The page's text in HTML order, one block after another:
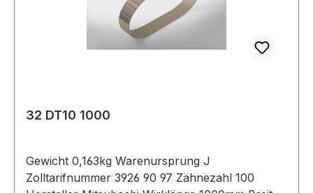
32 DT10 1000
Gewicht 0,163kg Warenursprung J
Zolltarifnummer 3926 90 97 Zähnezahl 100